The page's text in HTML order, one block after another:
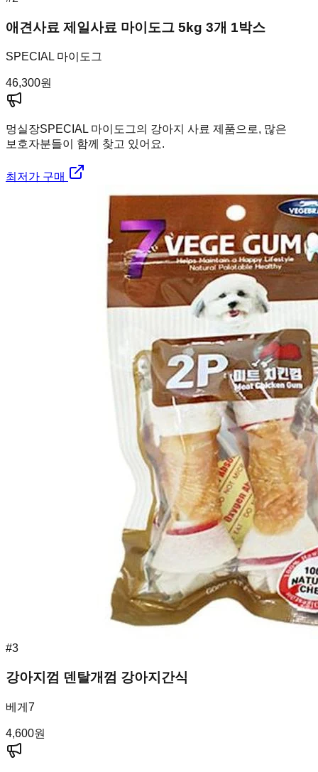
애견사료 제일사료 마이도그 5kg 3개 1박스
SPECIAL 마이도그
46,300원
멍실장SPECIAL 마이도그의 강아지 사료 제품으로, 많은
보호자분들이 함께 찾고 있어요.
최저가 구매
#3
강아지껌 덴탈개껌 강아지간식
베게7
4,600원